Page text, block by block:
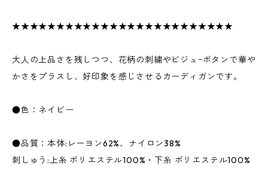
★★★★★★★★★★★★★★★★★★★★★★★★★
大人の上品さを残しつつ、花柄の刺繍やビジュｰボタンで華や
かさをプラスし、好印象を感じさせるカーディガンです。
●色：ネイビー
●品質：本体:レーヨン62%、ナイロン38%
刺しゅう:上糸 ポリエステル100%・下糸 ポリエステル100%